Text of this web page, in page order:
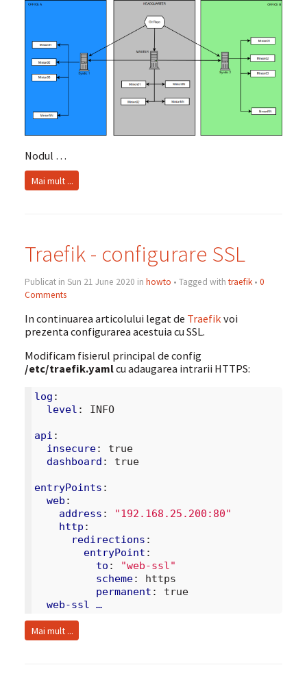
Nodul …
Mai mult ...
Traefik - configurare SSL
Publicat in Sun 21 June 2020 in howto • Tagged with traefik• 0
Comments
In continuarea articolului legat de Traefikvoi
prezenta configurarea acestuia cu SSL.
Modificam fisierul principal de config
/etc/traefik.yamlcu adaugarea intrarii HTTPS:
log :
level : INFO
api :
insecure:
true
dashboard : true
entryPoints :
web :
address :
"192.168.25.200:80"
http :
redirections :
entryPoint :
to :
"web-ssl"
scheme:
https
permanent :
true
web-ssl …
Mai mult ...